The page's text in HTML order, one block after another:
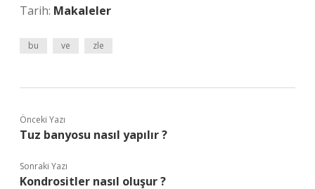
Tarih: Makaleler
bu ve zle
Önceki Yazı
Tuz banyosu nasıl yapılır ?
Sonraki Yazı
Kondrositler nasıl oluşur ?